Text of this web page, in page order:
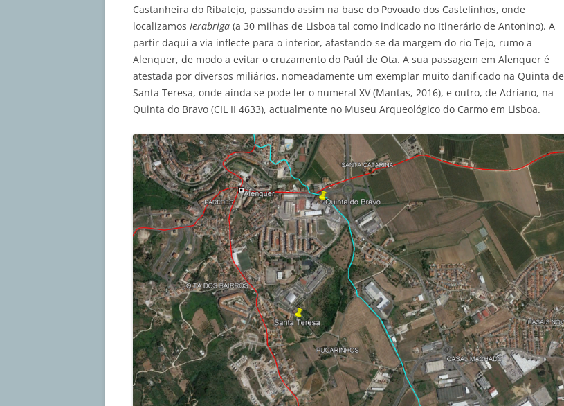
Castanheira do Ribatejo, passando assim na base do Povoado dos Castelinhos, onde
localizamos Ierabriga (a 30 milhas de Lisboa tal como indicado no Itinerário de Antonino). A
partir daqui a via inflecte para o interior, afastando-se da margem do rio Tejo, rumo a
Alenquer, de modo a evitar o cruzamento do Paúl de Ota. A sua passagem em Alenquer é
atestada por diversos miliários, nomeadamente um exemplar muito danificado na Quinta de
Santa Teresa, onde ainda se pode ler o numeral XV (Mantas, 2016), e outro, de Adriano, na
Quinta do Bravo (CIL II 4633), actualmente no Museu Arqueológico do Carmo em Lisboa.